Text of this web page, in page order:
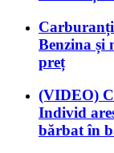
Benzina și
preț
(VIDEO)
Individ
bărbat în